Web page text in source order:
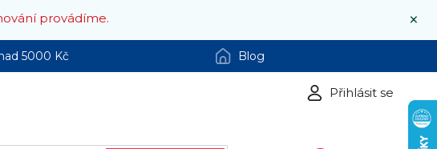
×
provádíme.
5000 Kč Blog
Přihlásit se